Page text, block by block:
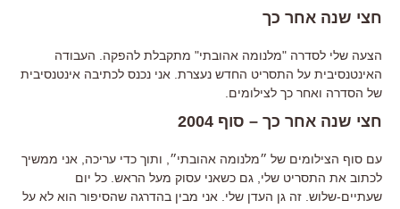
חצי שנה אחר כך
הצעה שלי לסדרה "מלנומה אהובתי" מתקבלת להפקה. העבודה
האינטנסיבית על התסריט החדש נעצרת. אני נכנס לכתיבה אינטנסיבית
של הסדרה ואחר כך לצילומים.
חצי שנה אחר כך – סוף 2004
עם סוף הצילומים של ״מלנומה אהובתי״, ותוך כדי עריכה, אני ממשיך
לכתוב את התסריט שלי, גם כשאני עסוק מעל הראש. כל יום
שעתיים-שלוש. זה גן העדן שלי. אני מבין בהדרגה שהסיפור הוא לא על